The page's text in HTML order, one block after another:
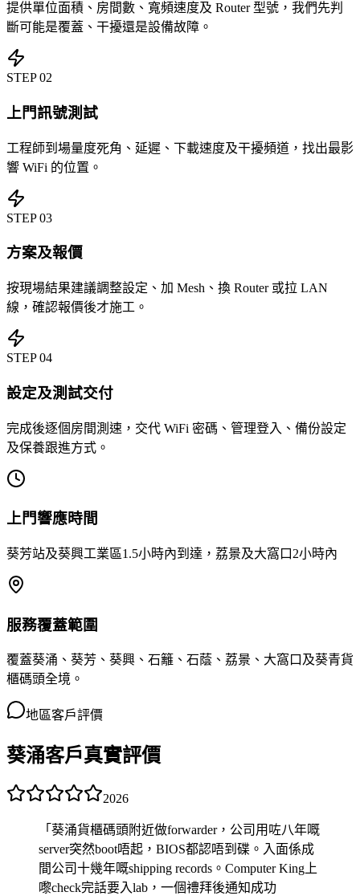
提供單位面積、房間數、寬頻速度及 Router 型號，我們先判
斷可能是覆蓋、干擾還是設備故障。
STEP02
上門訊號測試
工程師到場量度死角、延遲、下載速度及干擾頻道，找出最影
響 WiFi 的位置。
STEP03
方案及報價
按現場結果建議調整設定、加 Mesh、換 Router 或拉 LAN
線，確認報價後才施工。
STEP04
設定及測試交付
完成後逐個房間測速，交代 WiFi 密碼、管理登入、備份設定
及保養跟進方式。
上門響應時間
葵芳站及葵興工業區1.5小時內到達，荔景及大窩口2小時內
服務覆蓋範圍
覆蓋葵涌、葵芳、葵興、石籬、石蔭、荔景、大窩口及葵青貨
櫃碼頭全境。
地區客戶評價
葵涌客戶真實評價
2026
「 葵涌貨櫃碼頭附近做forwarder，公司用咗八年嘅
server突然boot唔起，BIOS都認唔到碟。入面係成
間公司十幾年嘅shipping records。Computer King上
嚟check完話要入lab，一個禮拜後通知成功